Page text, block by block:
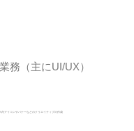
務（主にUI/UX）
内アイコンやバナーなどのクリエイティブの作成